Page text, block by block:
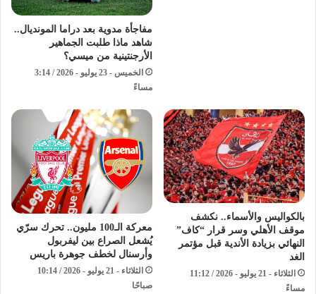
مفاجأة مدوية بعد دراما المونديال..
شاهد ماذا طلبت الجماهير
الأرجنتينية من ميسي؟
الخميس - 23 يوليو - 2026 / 3:14
مساءً
بالكواليس والأسماء.. نكشف
موقف الأهلي وسر قرار “كاف”
النهائي بزيادة الأندية قبل مؤتمر
الغد
الثلاثاء - 21 يوليو - 2026 / 11:12
مساءً
معركة الـ100 مليون.. تحرك سرّي
يُشعل الصراع بين ليفربول
وأرسنال لخطف جوهرة باريس
الثلاثاء - 21 يوليو - 2026 / 10:14
صباحًا